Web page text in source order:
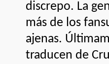
discrepo. La
más de los
ajenas.
traducen de